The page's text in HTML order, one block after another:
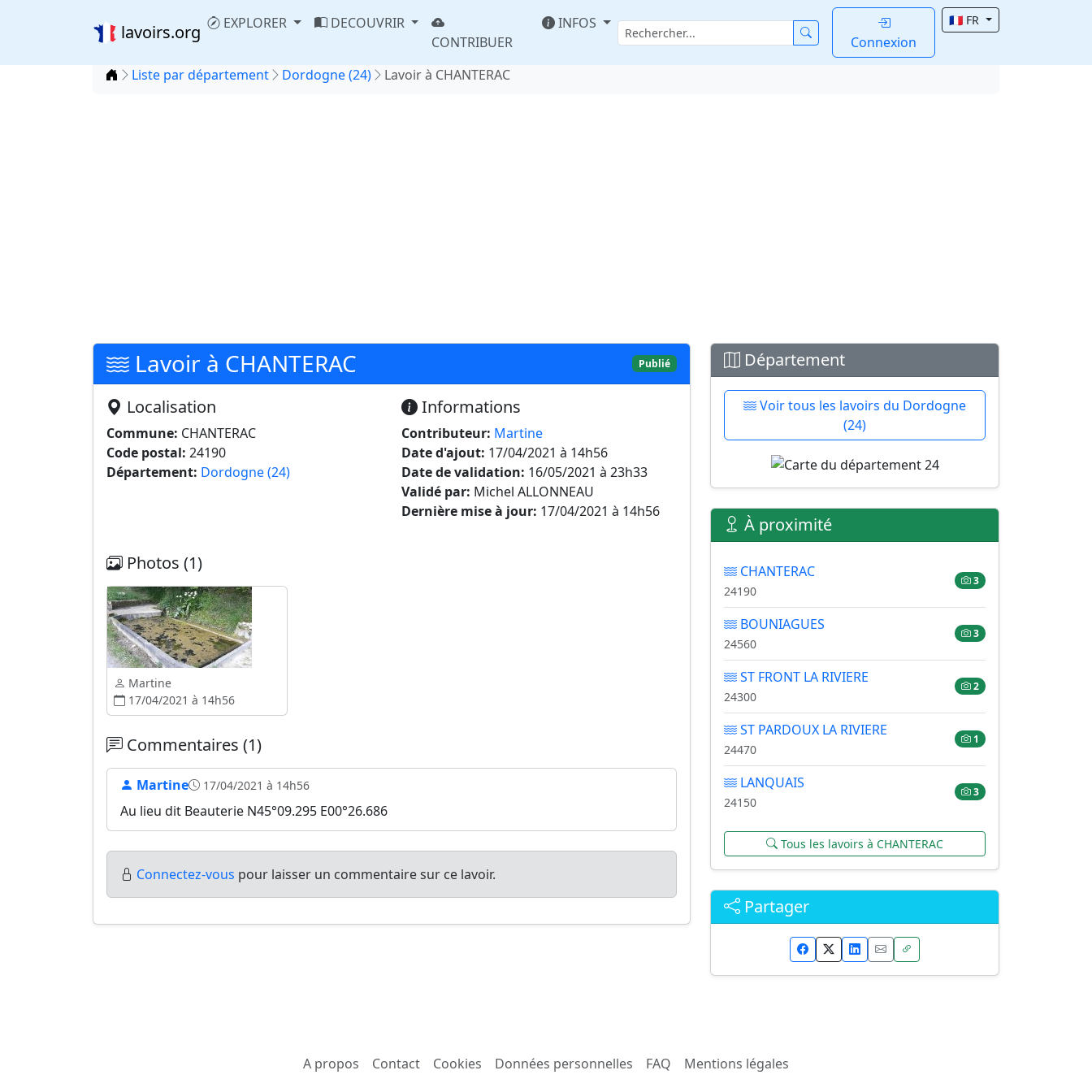
lavoirs.org EXPLORER
DECOUVRIR
CONTRIBUER
INFOS
Connexion
🇫🇷 FR
Accueil
Liste par département Dordogne (24) Lavoir à CHANTERAC
Lavoir à CHANTERAC Publié
Localisation
Commune: CHANTERAC
Code postal: 24190
Département: Dordogne (24)
Informations
Contributeur: Martine
Date d'ajout: 17/04/2021 à 14h56
Date de validation: 16/05/2021 à 23h33
Validé par: Michel ALLONNEAU
Dernière mise à jour: 17/04/2021 à 14h56
Photos (1)
Martine
17/04/2021 à 14h56
Commentaires (1)
Martine 17/04/2021 à 14h56
Au lieu dit Beauterie N45°09.295 E00°26.686
Connectez-vous pour laisser un commentaire sur ce lavoir.
Département
Voir tous les lavoirs du Dordogne
(24)
À proximité
CHANTERAC
24190
3
BOUNIAGUES
24560
3
ST FRONT LA RIVIERE
24300
2
ST PARDOUX LA RIVIERE
24470
1
LANQUAIS
24150
3
Tous les lavoirs à CHANTERAC
Partager
A propos Contact Cookies Données personnelles FAQ Mentions légales